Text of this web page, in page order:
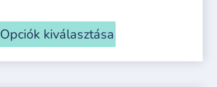
Opciók kiválasztása